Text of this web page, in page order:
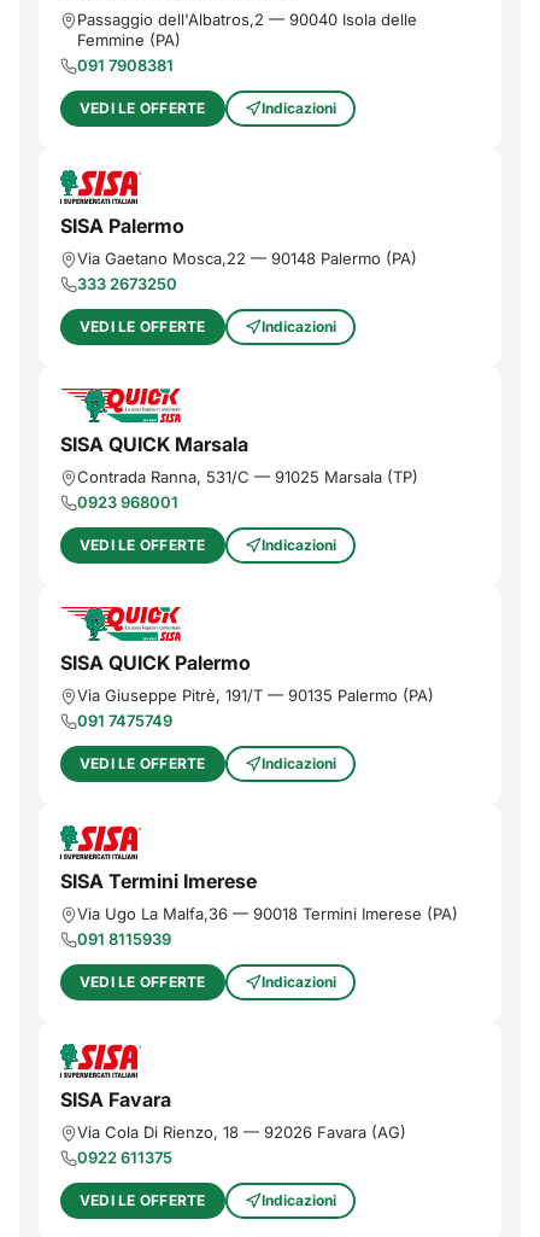
Passaggio dell'Albatros,2 — 90040 Isola delle
Femmine (PA)
091 7908381
VEDI LE OFFERTE Indicazioni
SISA Palermo
Via Gaetano Mosca,22 — 90148 Palermo (PA)
333 2673250
VEDI LE OFFERTE Indicazioni
SISA QUICK Marsala
Contrada Ranna, 531/C — 91025 Marsala (TP)
0923 968001
VEDI LE OFFERTE Indicazioni
SISA QUICK Palermo
Via Giuseppe Pitrè, 191/T — 90135 Palermo (PA)
091 7475749
VEDI LE OFFERTE Indicazioni
SISA Termini Imerese
Via Ugo La Malfa,36 — 90018 Termini Imerese (PA)
091 8115939
VEDI LE OFFERTE Indicazioni
SISA Favara
Via Cola Di Rienzo, 18 — 92026 Favara (AG)
0922 611375
VEDI LE OFFERTE Indicazioni